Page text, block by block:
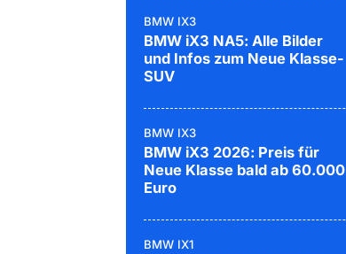
BMW IX3
BMW iX3 NA5: Alle Bilder
und Infos zum Neue Klasse-
SUV
BMW IX3
BMW iX3 2026: Preis für
Neue Klasse bald ab 60.000
Euro
BMW IX1